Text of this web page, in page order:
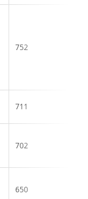
752
711
702
650